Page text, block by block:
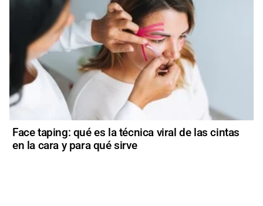
Face taping: qué es la técnica viral de las cintas
en la cara y para qué sirve